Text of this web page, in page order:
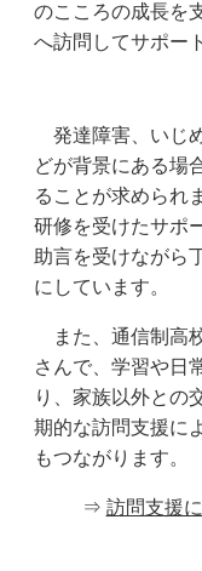
のこころの成長を
へ訪問してサポー
発達障害、いじ
どが背景にある場
ることが求められ
研修を受けたサポ
助言を受けながら
にしています。
また、通信制高
さんで、学習や日
り、家族以外との
期的な訪問支援に
もつながります。
⇒ 訪問支援